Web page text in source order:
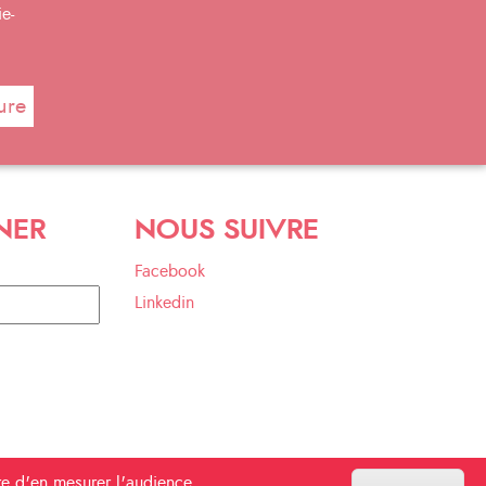
NOUS SUIVRE
Facebook
Linkedin